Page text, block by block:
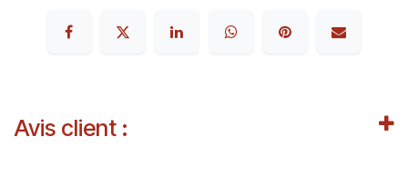
Avis client :